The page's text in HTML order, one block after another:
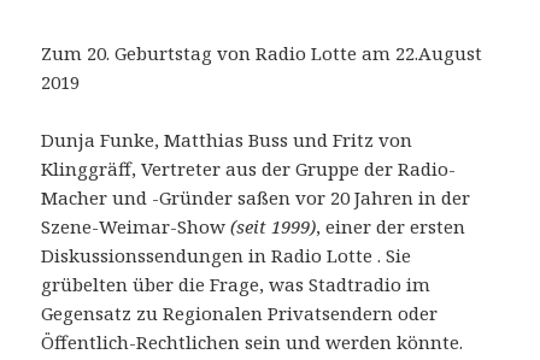
Zum 20. Geburtstag von Radio Lotte am 22.August
2019
Dunja Funke, Matthias Buss und Fritz von
Klinggräff, Vertreter aus der Gruppe der Radio-
Macher und -Gründer saßen vor 20 Jahren in der
Szene-Weimar-Show(seit 1999), einer der ersten
Diskussionssendungen in Radio Lotte . Sie
grübelten über die Frage, was Stadtradio im
Gegensatz zu Regionalen Privatsendern oder
Öffentlich-Rechtlichen sein und werden könnte.